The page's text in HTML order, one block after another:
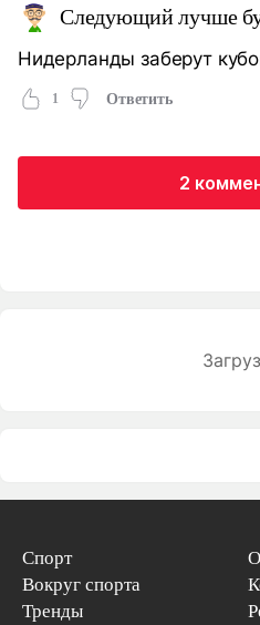
Следующий лучше
Нидерланды заберут
1 Ответить
2
Спорт
Вокруг спорта
Тренды